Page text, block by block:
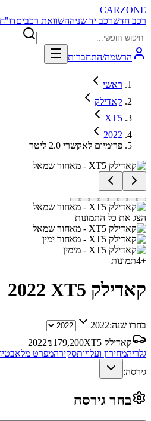
CARZONE
רכב חדשרכב יד שניההשוואת רכבים
הרשמה/התחברות
ראשי
קאדילק
XT5
2022
פרימיום לאקשרי 2.0 ליטר
הצג את כל התמונות
+
4תמונות
קאדילק XT5 2022
בחרו שנה:2022
קאדילק XT5
2022₪179,200
גלריהמחירון ועלויותסקירהמפרט מלא
גירסה:
בחר גירסה